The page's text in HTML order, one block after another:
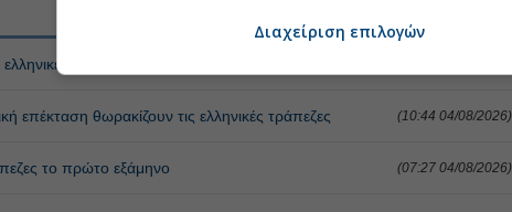
εξαγωγές τροφίμων
επέκταση θωρακίζουν τις ελληνικές τράπεζες (10:44 04/08/2026)
το πρώτο εξάμηνο (07:27 04/08/2026)
Διαχείριση επιλογών